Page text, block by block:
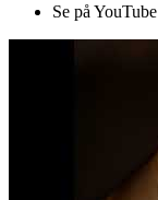
Se på YouTube